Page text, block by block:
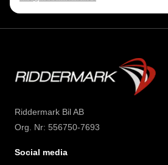
Riddermark Bil AB
Org. Nr: 556750-7693
Social media